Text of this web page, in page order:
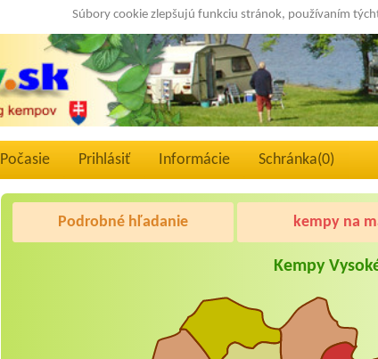
Súbory cookie zlepšujú funkciu stránok, používaním
Počasie Prihlásiť Informácie Schránka(0)
Podrobné hľadanie kempy na
Kempy